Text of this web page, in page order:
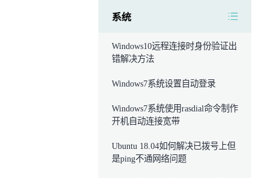
系统
Windows10远程连接时身份验证出
错解决方法
Windows7系统设置自动登录
Windows7系统使用rasdial命令制作
开机自动连接宽带
Ubuntu 18.04如何解决已拨号上但
是ping不通网络问题